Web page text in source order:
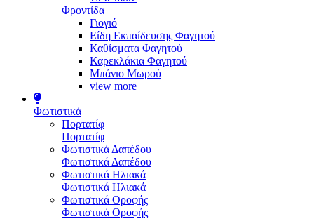
Φροντίδα
Γιογιό
Είδη Εκπαίδευσης Φαγητού
Καθίσματα Φαγητού
Καρεκλάκια Φαγητού
Μπάνιο Μωρού
view more
Φωτιστικά
Πορτατίφ
Πορτατίφ
Φωτιστικά Δαπέδου
Φωτιστικά Δαπέδου
Φωτιστικά Ηλιακά
Φωτιστικά Ηλιακά
Φωτιστικά Οροφής
Φωτιστικά Οροφής